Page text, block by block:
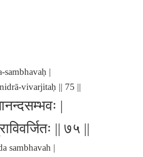
sambhavaḥ |
vivarjitaḥ || 75 ||
|
|| ७५ ||
sambhavah |